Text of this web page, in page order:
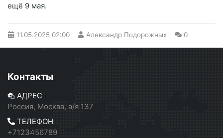
ещё 9 мая.
11.05.2025 02:00 Александр Подорожных 0
Контакты
АДРЕС
Россия, Москва, а/я 137
ТЕЛЕФОН
+7123456789